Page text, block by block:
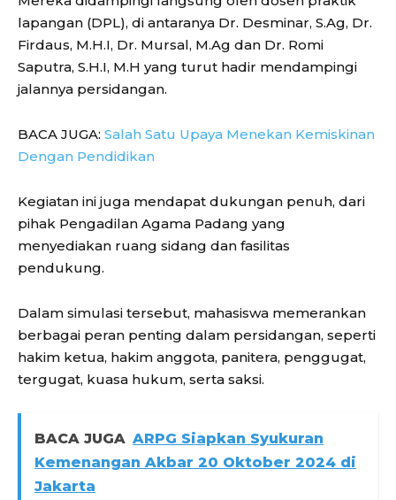
lapangan (DPL), di antaranya Dr. Desminar, S.Ag, Dr.
Firdaus, M.H.I, Dr. Mursal, M.Ag dan Dr. Romi
Saputra, S.H.I, M.H yang turut hadir mendampingi
jalannya persidangan.
BACA JUGA: Salah Satu Upaya Menekan Kemiskinan
Dengan Pendidikan
Kegiatan ini juga mendapat dukungan penuh, dari
pihak Pengadilan Agama Padang yang
menyediakan ruang sidang dan fasilitas
pendukung.
Dalam simulasi tersebut, mahasiswa memerankan
berbagai peran penting dalam persidangan, seperti
hakim ketua, hakim anggota, panitera, penggugat,
tergugat, kuasa hukum, serta saksi.
BACA JUGA ARPG Siapkan Syukuran
Kemenangan Akbar 20 Oktober 2024 di
Jakarta